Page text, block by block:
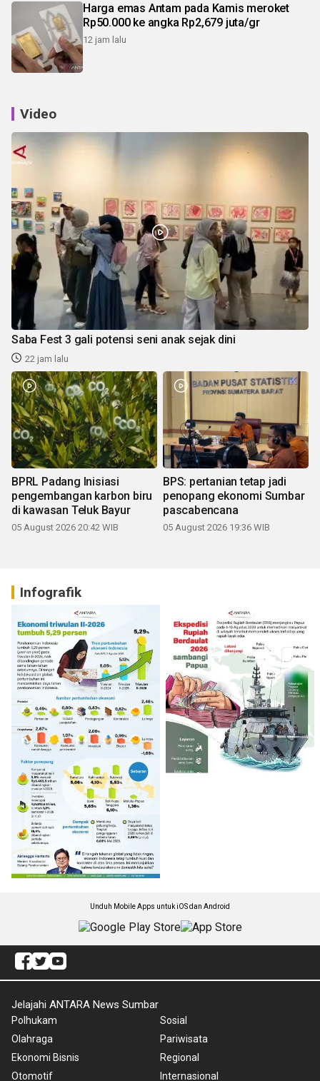
Harga emas Antam pada Kamis meroket
Rp50.000 ke angka Rp2,679 juta/gr
12 jam lalu
Video
Saba Fest 3 gali potensi seni anak sejak dini
22 jam lalu
BPRL Padang Inisiasi
pengembangan karbon biru
di kawasan Teluk Bayur
05 August 2026 20:42 WIB
BPS: pertanian tetap jadi
penopang ekonomi Sumbar
pascabencana
05 August 2026 19:36 WIB
Infografik
Unduh Mobile Apps untuk iOS dan Android
Jelajahi ANTARA News Sumbar
Polhukam
Olahraga
Ekonomi Bisnis
Otomotif
Sosial
Pariwisata
Regional
Internasional